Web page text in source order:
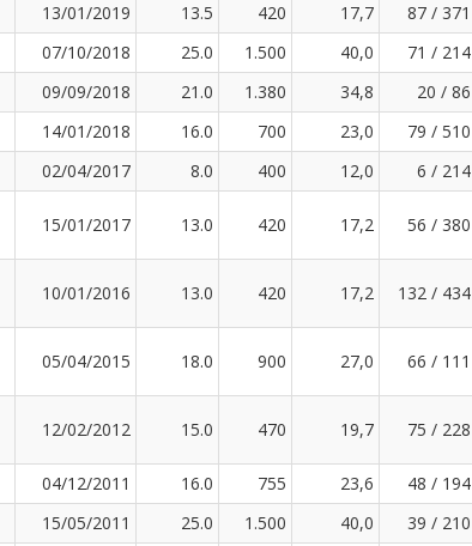
13/01/2019 13.5 420 17,7 87 / 371
07/10/2018 25.0 1.500 40,0 71 / 214
09/09/2018 21.0 1.380 34,8 20 / 86
14/01/2018 16.0 700 23,0 79 / 510
02/04/2017 8.0 400 12,0 6 / 214
15/01/2017 13.0 420 17,2 56 / 380
10/01/2016 13.0 420 17,2 132 / 434
05/04/2015 18.0 900 27,0 66 / 111
12/02/2012 15.0 470 19,7 75 / 228
04/12/2011 16.0 755 23,6 48 / 194
15/05/2011 25.0 1.500 40,0 39 / 210